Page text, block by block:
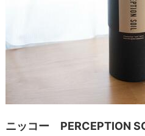
ニッコー PERCEPTION